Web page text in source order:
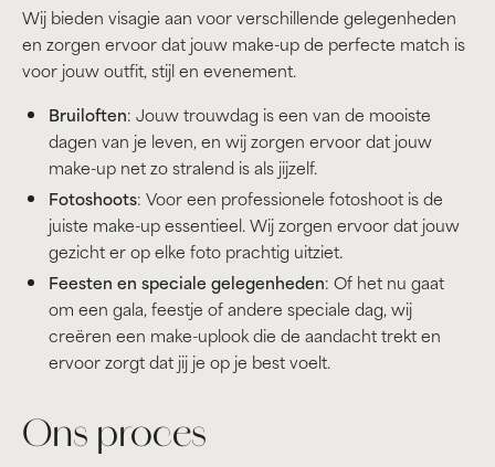
Wij bieden visagie aan voor verschillende gelegenheden
en zorgen ervoor dat jouw make-up de perfecte match is
voor jouw outfit, stijl en evenement.
Bruiloften: Jouw trouwdag is een van de mooiste
dagen van je leven, en wij zorgen ervoor dat jouw
make-up net zo stralend is als jijzelf.
Fotoshoots: Voor een professionele fotoshoot is de
juiste make-up essentieel. Wij zorgen ervoor dat jouw
gezicht er op elke foto prachtig uitziet.
Feesten en speciale gelegenheden: Of het nu gaat
om een gala, feestje of andere speciale dag, wij
creëren een make-uplook die de aandacht trekt en
ervoor zorgt dat jij je op je best voelt.
Ons proces